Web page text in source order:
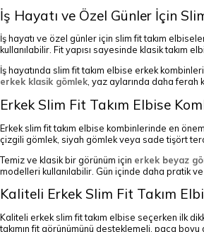
İş Hayatı ve Özel Günler İçin
İş hayatı ve özel günler için slim fit takım
kullanılabilir. Fit yapısı sayesinde klasik takım
İş hayatında slim fit takım elbise erkek
erkek klasik gömlek, yaz aylarında daha ferah
Erkek Slim Fit Takım Elbise
Erkek slim fit takım elbise kombinlerinde en
çizgili gömlek, siyah gömlek veya sade tişört
Temiz ve klasik bir görünüm için erkek beyaz
modelleri kullanılabilir. Gün içinde daha pratik ve
Kaliteli Erkek Slim Fit Takım
Kaliteli erkek slim fit takım elbise seçerken ilk
takımın fit görünümünü desteklemeli, paça